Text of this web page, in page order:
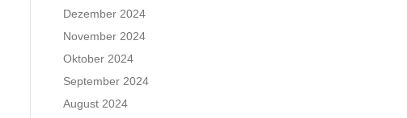
Dezember 2024
November 2024
Oktober 2024
September 2024
August 2024